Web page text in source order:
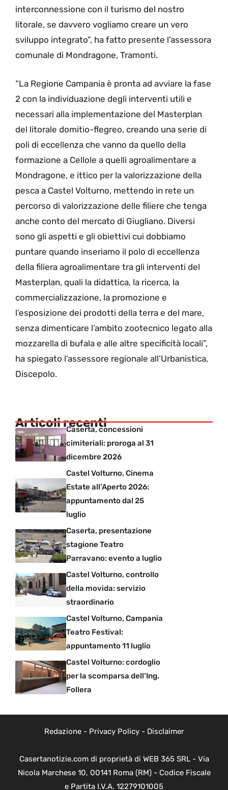
interconnessione con il turismo del nostro
litorale, se davvero vogliamo creare un vero
sviluppo integrato”, ha fatto presente l’assessora
comunale di Mondragone, Tramonti.
“La Regione Campania è pronta ad avviare la fase
2 con la individuazione degli interventi utili e
necessari alla implementazione del Masterplan
del litorale domitio-flegreo, creando una serie di
poli di eccellenza che vanno da quello della
formazione a Cellole a quelli agroalimentare a
Mondragone, e ittico per la valorizzazione della
pesca a Castel Volturno, mettendo in rete un
percorso di valorizzazione delle filiere che tenga
anche conto del mercato di Giugliano. Diversi
sono gli aspetti e gli obiettivi cui dobbiamo
puntare quando inseriamo il polo di eccellenza
della filiera agroalimentare tra gli interventi del
Masterplan, quali la didattica, la ricerca, la
commercializzazione, la promozione e
l’esposizione dei prodotti della terra e del mare,
senza dimenticare l’ambito zootecnico legato alla
mozzarella di bufala e alle altre specificità locali”,
ha spiegato l’assessore regionale all’Urbanistica,
Discepolo.
Articoli recenti
Caserta, concessioni
cimiteriali: proroga al 31
dicembre 2026
Castel Volturno, Cinema
Estate all’Aperto 2026:
appuntamento dal 25
luglio
Caserta, presentazione
stagione Teatro
Parravano: evento a luglio
Castel Volturno, controllo
della movida: servizio
straordinario
Castel Volturno, Campania
Teatro Festival:
appuntamento 11 luglio
Castel Volturno: cordoglio
per la scomparsa dell’Ing.
Follera
Redazione- Privacy Policy- Disclaimer
Casertanotizie.com di proprietà di WEB 365 SRL - Via
Nicola Marchese 10, 00141 Roma (RM) - Codice Fiscale
e Partita I.V.A. 12279101005